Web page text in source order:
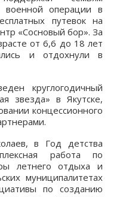
военной операции в
путевок на
«Сосновый бор». За
от 6,6 до 18 лет
и отдохнули в
круглогодичный
звезда» в Якутске,
концессионного
в Год детства
работа по
летнего отдыха и
муниципалитетах
по созданию